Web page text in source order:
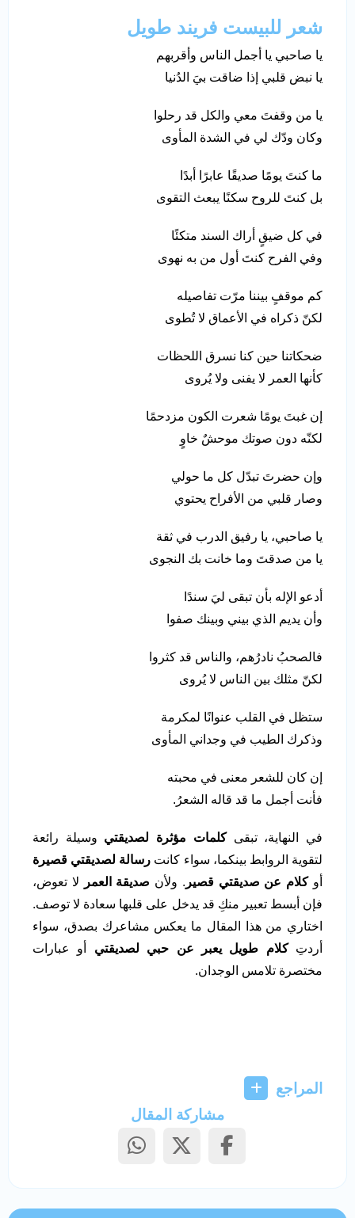
شعر للبيست فريند طويل
يا صاحبي يا أجمل الناس وأقربهم
يا نبض قلبي إذا ضاقت بيَ الدُنيا
يا من وقفتَ معي والكل قد رحلوا
وكان ودّك لي في الشدة المأوى
ما كنتَ يومًا صديقًا عابرًا أبدًا
بل كنتَ للروح سكنًا يبعث التقوى
في كل ضيقٍ أراك السند متكئًا
وفي الفرح كنتَ أول من به نهوى
كم موقفٍ بيننا مرّت تفاصيله
لكنّ ذكراه في الأعماق لا تُطوى
ضحكاتنا حين كنا نسرق اللحظات
كأنها العمر لا يفنى ولا يُروى
إن غبتَ يومًا شعرت الكون مزدحمًا
لكنّه دون صوتك موحشٌ خاوٍ
وإن حضرتَ تبدّل كل ما حولي
وصار قلبي من الأفراح يحتوي
يا صاحبي، يا رفيق الدرب في ثقة
يا من صدقتَ وما خانت بك النجوى
أدعو الإله بأن تبقى ليَ سندًا
وأن يديم الذي بيني وبينك صفوا
فالصحبُ نادرُهم، والناس قد كثروا
لكنّ مثلك بين الناس لا يُروى
ستظل في القلب عنوانًا لمكرمة
وذكرك الطيب في وجداني المأوى
إن كان للشعر معنى في محبته
فأنت أجمل ما قد قاله الشعرُ.
في النهاية، تبقىكلمات مؤثرة لصديقتي وسيلة رائعة
لتقوية الروابط بينكما، سواء كانت رسالة لصديقتي قصيرة
أوكلام عن صديقتي قصير . ولأن صديقة العمر
لا تعوض،
فإن أبسط تعبير منكِ قد يدخل على قلبها سعادة لا توصف.
اختاري من هذا المقال ما يعكس مشاعرك بصدق، سواء
أردتِكلام طويل يعبر عن حبي لصديقتي أو عبارات
مختصرة تلامس الوجدان.
المراجع
مشاركة المقال